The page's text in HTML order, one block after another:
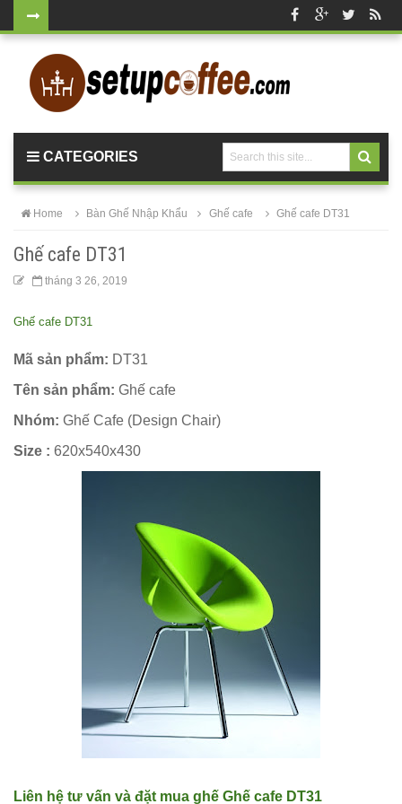
mặt đá
chân mạ
khách sang
Bàn ghế gỗ
cho quán
cafe, nhà
hàng
vintage tại
HCM - Bách
sang trọng,
CATEGORIES
Home Bàn Ghế Nhập Khẩu Ghế cafe Ghế cafe DT31
Ghế cafe DT31
tháng 3 26, 2019
Ghế cafe DT31
Mã sản phẩm: DT31
Tên sản phẩm: Ghế cafe
Nhóm: Ghế Cafe (Design Chair)
Size : 620x540x430
Liên hệ tư vấn và đặt mua ghế Ghế cafe DT31